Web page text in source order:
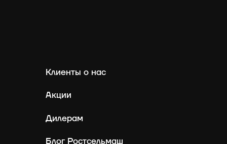
Клиенты о нас
Акции
Дилерам
Блог Ростсельмаш